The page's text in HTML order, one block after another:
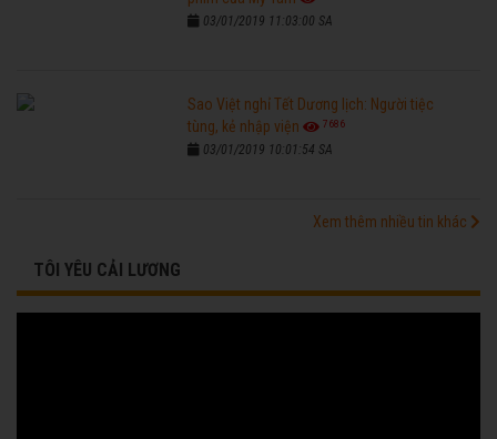
03/01/2019 11:03:00 SA
Sao Việt nghỉ Tết Dương lịch: Người tiệc
tùng, kẻ nhập viện
7686
03/01/2019 10:01:54 SA
Xem thêm nhiều tin khác
TÔI YÊU CẢI LƯƠNG